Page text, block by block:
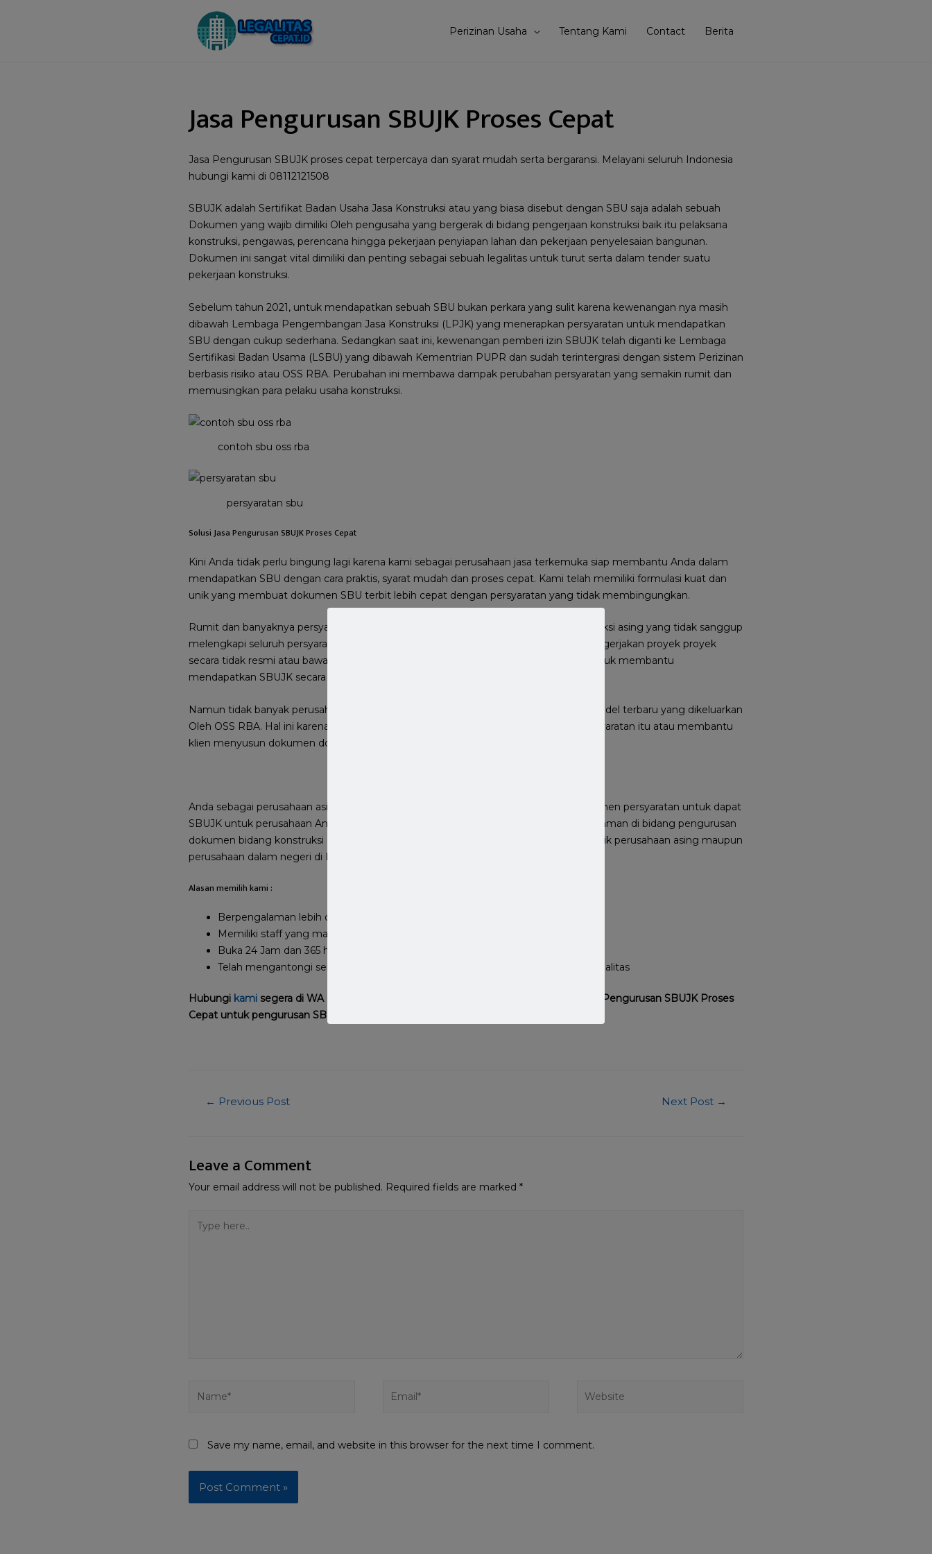
Perizinan Usaha Tentang Kami Contact Berita
Jasa Pengurusan SBUJK Proses Cepat
Jasa Pengurusan SBUJK proses cepat terpercaya dan syarat mudah serta bergaransi. Melayani seluruh Indonesia
hubungi kami di 08112121508
SBUJK adalah Sertifikat Badan Usaha Jasa Konstruksi atau yang biasa disebut dengan SBU saja adalah sebuah
Dokumen yang wajib dimiliki Oleh pengusaha yang bergerak di bidang pengerjaan konstruksi baik itu pelaksana
konstruksi, pengawas, perencana hingga pekerjaan penyiapan lahan dan pekerjaan penyelesaian bangunan.
Dokumen ini sangat vital dimiliki dan penting sebagai sebuah legalitas untuk turut serta dalam tender suatu
pekerjaan konstruksi.
Sebelum tahun 2021, untuk mendapatkan sebuah SBU bukan perkara yang sulit karena kewenangan nya masih
dibawah Lembaga Pengembangan Jasa Konstruksi (LPJK) yang menerapkan persyaratan untuk mendapatkan
SBU dengan cukup sederhana. Sedangkan saat ini, kewenangan pemberi izin SBUJK telah diganti ke Lembaga
Sertifikasi Badan Usama (LSBU) yang dibawah Kementrian PUPR dan sudah terintergrasi dengan sistem Perizinan
berbasis risiko atau OSS RBA. Perubahan ini membawa dampak perubahan persyaratan yang semakin rumit dan
memusingkan para pelaku usaha konstruksi.
contoh sbu oss rba
persyaratan sbu
Solusi Jasa Pengurusan SBUJK Proses Cepat
Kini Anda tidak perlu bingung lagi karena kami sebagai perusahaan jasa terkemuka siap membantu Anda dalam
mendapatkan SBU dengan cara praktis, syarat mudah dan proses cepat. Kami telah memiliki formulasi kuat dan
unik yang membuat dokumen SBU terbit lebih cepat dengan persyaratan yang tidak membingungkan.
Rumit dan banyaknya persyaratan ini yang membuat banyak perusahaan jasa konstruksi asing yang tidak sanggup
melengkapi seluruh persyaratan ini. Perusahaan asing ini akhirnya memilih untuk mengerjakan proyek proyek
secara tidak resmi atau bawah tangan. Banyak pula yang mencari perusahaan jasa untuk membantu
mendapatkan SBUJK secara lengkap, cepat dan syarat mudah.
Namun tidak banyak perusahaan jasa yang kompeten dalam mengerjakan SBUJK model terbaru yang dikeluarkan
Oleh OSS RBA. Hal ini karena memang sulit untuk menyusun seluruh Dokumen persyaratan itu atau membantu
klien menyusun dokumen dokumen persyaratan tersebut.
Anda sebagai perusahaan asing tidak perlu riasu dan gelisah untuk melengkapi Dokumen persyaratan untuk dapat
SBUJK untuk perusahaan Anda. Kami sebagai perusahaan jasa yang sudah berpengalaman di bidang pengurusan
dokumen bidang konstruksi akan siap membantu Anda dalam pengurusan SBUJK milik perusahaan asing maupun
perusahaan dalam negeri di Indonesia.
Alasan memilih kami :
Berpengalaman lebih dari 2 tahun dalam membantu pengurusan SBUJK
Memiliki staff yang mahir bahasa Mandarin dan bahasa Inggris
Buka 24 Jam dan 365 hari tanpa libur
Telah mengantongi sertifikat ISO 9001 sebagai jaminan manajeman yang berkualitas
Hubungi kami segera di WA 08112121508 untuk konsultasi dengan kami sebagai Jasa Pengurusan SBUJK Proses
Cepat untuk pengurusan SBUJK dengan kualitas pelayanan terbaik.
← Previous Post Next Post →
Leave a Comment
Your email address will not be published. Required fields are marked *
Save my name, email, and website in this browser for the next time I comment.